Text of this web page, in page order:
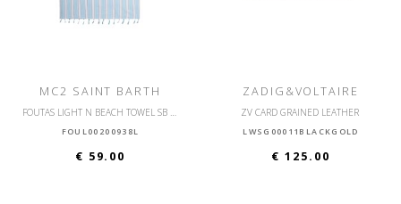
MC2 SAINT BARTH
FOUTAS LIGHT N BEACH TOWEL SB BEACH STRIPES
FOUL00200938L
€ 59.00
ZADIG&VOLTAIRE
ZV CARD GRAINED LEATHER
LWSG00011BLACKGOLD
€ 125.00